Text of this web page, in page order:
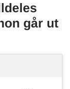
går ut